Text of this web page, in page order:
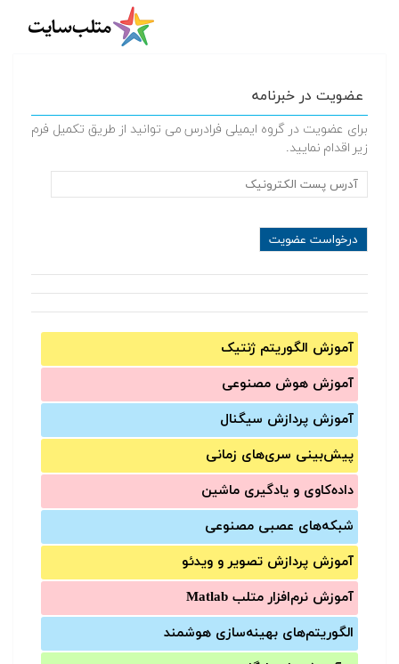
عضویت در خبرنامه
برای عضویت در گروه ایمیلی فرادرس می توانید از طریق تکمیل فرم
زیر اقدام نمایید.
آموزش الگوریتم ژنتیک
آموزش‌ هوش مصنوعی
آموزش‌ پردازش سیگنال
پیش‌‌بینی سری‌‌های زمانی
داده‌کاوی و یادگیری ماشین
شبکه‌های عصبی مصنوعی
آموزش‌ پردازش تصویر و ویدئو
آموزش‌ نرم‌افزار متلب Matlab
الگوریتم‌های بهینه‌سازی هوشمند